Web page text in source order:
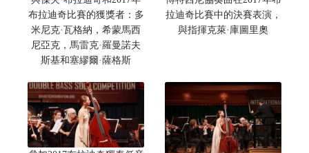
布拉迪奇比賽的獲獎者：多
米尼克·瓦格納，希蒙馬西
尼亞克，馬雷克·羅曼諾夫
斯基和塞繆爾·薩格斯
拉迪奇比賽中的決賽表演，
與指揮克萊·庫圖里奧